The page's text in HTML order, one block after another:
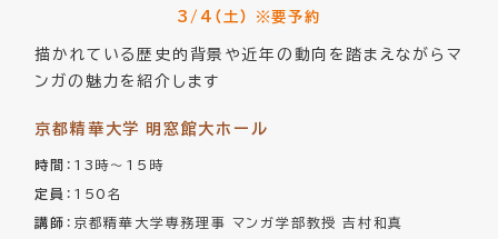
3/4（土） ※要予約
描かれている歴史的背景や近年の動向を踏まえながらマ
ンガの魅力を紹介します
京都精華大学 明窓館大ホール
時間 ：13時～15時
定員 ：150名
講師 ：京都精華大学専務理事 マンガ学部教授 吉村和真